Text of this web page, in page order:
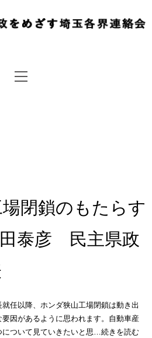
閉鎖のもたらす
泰彦 民主県政
任以降、ホンダ狭山工場閉鎖は動き出
因があるように思われます。自動車産
ついて見ていきたいと思…続きを読む